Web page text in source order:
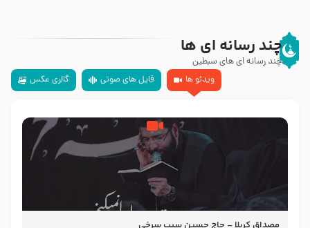
چند رسانه ای ها
چند رسانه ای های سبطین
ویدئو ها
فایل های صوتی گالری عکس
مصداق کربلا – حاج حسین سیب سرخی